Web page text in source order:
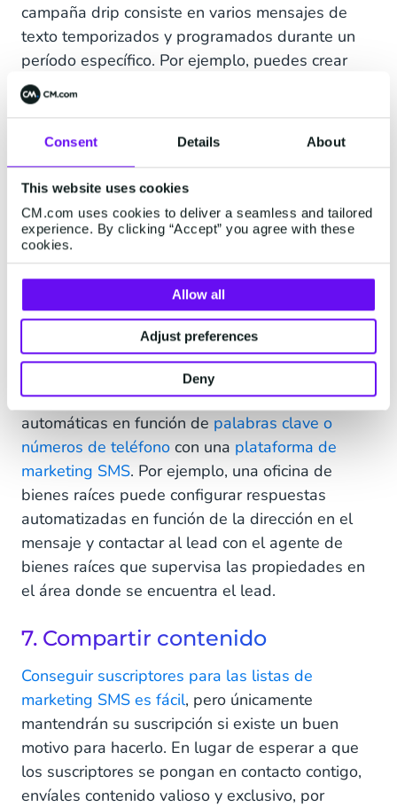
Consent Details About
This website uses cookies
CM.com uses cookies to deliver a seamless and tailored
experience. By clicking “Accept” you agree with these
cookies.
Allow all
Adjust preferences
Deny
campaña drip consiste en varios mensajes de
texto temporizados y programados durante un
período específico. Por ejemplo, puedes crear
una serie de tres mensajes de texto que se
envían durante un mes, o bien programar el
envío de un mensaje de texto cada día durante
6. Enviar respuestas automáticas
Los mensajes de respuesta automática son una
potente herramienta para las empresas B2B que
trabajan con varios clientes a la vez. Por ejemplo,
sirven para responder a los leads durante los
primeros cinco minutos después de que este se
pone en contacto con la empresa.
Puedes configurar fácilmente respuestas
automáticas en función de palabras clave o
números de teléfono con una plataforma de
marketing SMS. Por ejemplo, una oficina de
bienes raíces puede configurar respuestas
automatizadas en función de la dirección en el
mensaje y contactar al lead con el agente de
bienes raíces que supervisa las propiedades en
el área donde se encuentra el lead.
7. Compartir contenido
Conseguir suscriptores para las listas de
marketing SMS es fácil, pero únicamente
mantendrán su suscripción si existe un buen
motivo para hacerlo. En lugar de esperar a que
los suscriptores se pongan en contacto contigo,
envíales contenido valioso y exclusivo, por